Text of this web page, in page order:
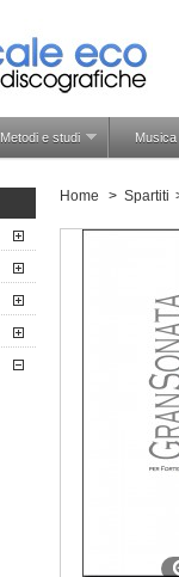
Metodi e studi
Home > Spartiti